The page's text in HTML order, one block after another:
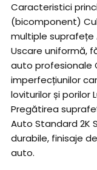
Caracteristici
(bicomponent)
multiple suprafețe
Uscare uniformă,
auto profesionale
imperfecțiunilor
loviturilor și porilor
Pregătirea
Auto Standard 2K
durabile, finisaje
auto.